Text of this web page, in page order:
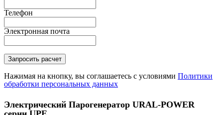
Телефон
Электронная почта
Нажимая на кнопку, вы соглашаетесь с условиями Политики
обработки персональных данных
Электрический Парогенератор URAL-POWER